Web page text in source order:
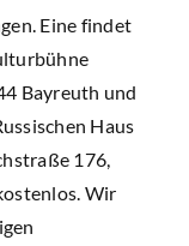
Eine findet
Bayreuth und
Haus
176,
Wir